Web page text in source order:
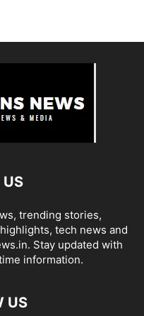
trending stories,
tech news and
Stay updated with
information.
US